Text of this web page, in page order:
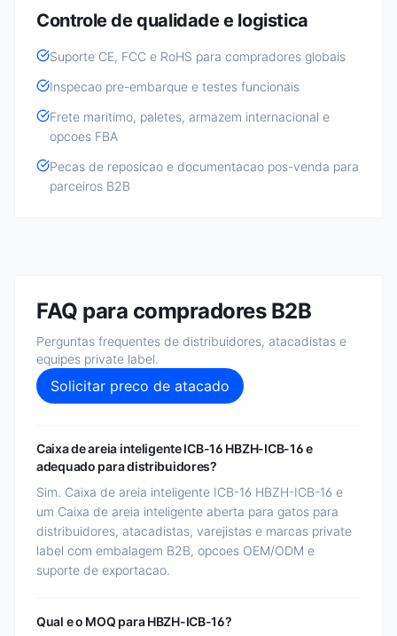
Controle de qualidade e logistica
Suporte CE, FCC e RoHS para compradores globais
Inspecao pre-embarque e testes funcionais
Frete maritimo, paletes, armazem internacional e
opcoes FBA
Pecas de reposicao e documentacao pos-venda para
parceiros B2B
FAQ para compradores B2B
Perguntas frequentes de distribuidores, atacadistas e
equipes private label.
Solicitar preco de atacado
Caixa de areia inteligente ICB-16 HBZH-ICB-16 e
adequado para distribuidores?
Sim. Caixa de areia inteligente ICB-16 HBZH-ICB-16 e
um Caixa de areia inteligente aberta para gatos para
distribuidores, atacadistas, varejistas e marcas private
label com embalagem B2B, opcoes OEM/ODM e
suporte de exportacao.
Qual e o MOQ para HBZH-ICB-16?